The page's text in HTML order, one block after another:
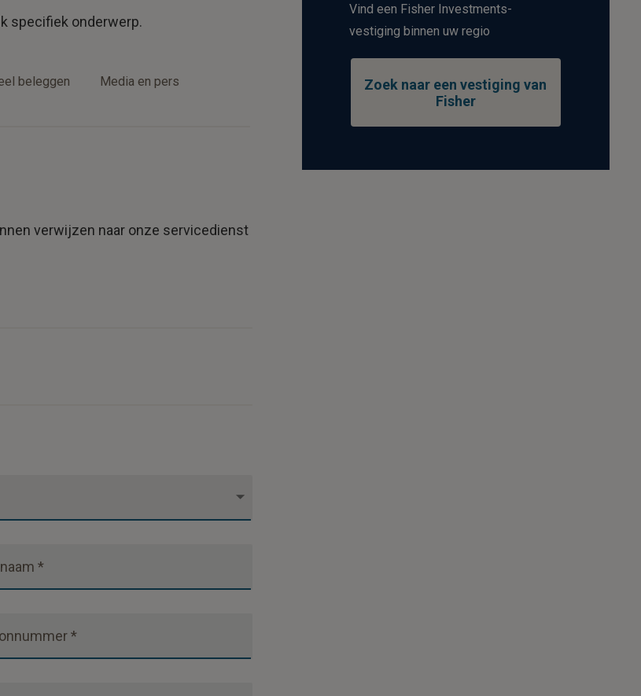
specifiek onderwerp.
beleggen Media en pers
verwijzen naar onze servicedienst
*
*
Vind een Fisher Investments-
vestiging binnen uw regio
Zoek naar een vestiging van
Fisher